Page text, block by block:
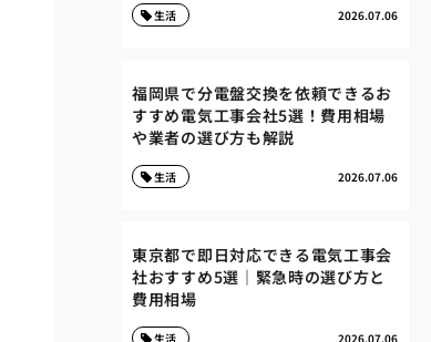
2026.07.06
生活
福岡県で分電盤交換を依頼できるお
すすめ電気工事会社5選！費用相場
や業者の選び方も解説
2026.07.06
生活
東京都で即日対応できる電気工事会
社おすすめ5選｜緊急時の選び方と
費用相場
2026.07.06
生活